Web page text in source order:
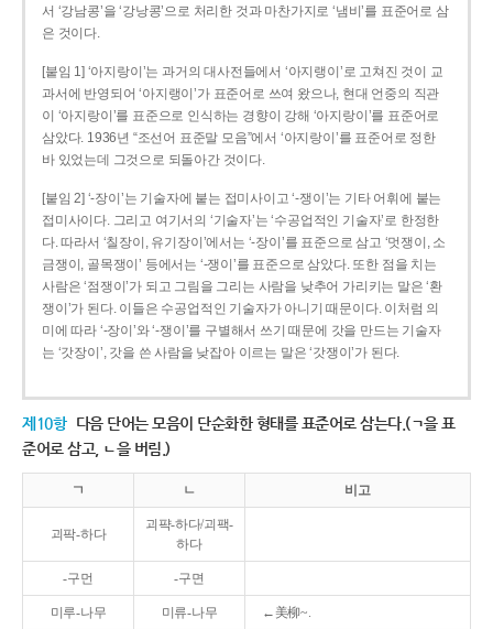
서 ‘강남콩’을 ‘강낭콩’으로 처리한 것과 마찬가지로 ‘냄비’를 표준어로 삼
은 것이다.
[붙임 1] ‘아지랑이’는 과거의 대사전들에서 ‘아지랭이’로 고쳐진 것이 교
과서에 반영되어 ‘아지랭이’가 표준어로 쓰여 왔으나, 현대 언중의 직관
이 ‘아지랑이’를 표준으로 인식하는 경향이 강해 ‘아지랑이’를 표준어로
삼았다. 1936년 “조선어 표준말 모음”에서 ‘아지랑이’를 표준어로 정한
바 있었는데 그것으로 되돌아간 것이다.
[붙임 2] ‘-장이’는 기술자에 붙는 접미사이고 ‘-쟁이’는 기타 어휘에 붙는
접미사이다. 그리고 여기서의 ‘기술자’는 ‘수공업적인 기술자’로 한정한
다. 따라서 ‘칠장이, 유기장이’에서는 ‘-장이’를 표준으로 삼고 ‘멋쟁이, 소
금쟁이, 골목쟁이’ 등에서는 ‘-쟁이’를 표준으로 삼았다. 또한 점을 치는
사람은 ‘점쟁이’가 되고 그림을 그리는 사람을 낮추어 가리키는 말은 ‘환
쟁이’가 된다. 이들은 수공업적인 기술자가 아니기 때문이다. 이처럼 의
미에 따라 ‘-장이’와 ‘-쟁이’를 구별해서 쓰기 때문에 갓을 만드는 기술자
는 ‘갓장이’, 갓을 쓴 사람을 낮잡아 이르는 말은 ‘갓쟁이’가 된다.
제10항 다음 단어는 모음이 단순화한 형태를 표준어로 삼는다.(ㄱ을 표
준어로 삼고, ㄴ을 버림.)
ㄱ ㄴ 비고
괴팍-하다
괴퍅-하다/괴팩-
하다
-구먼 -구면
미루-나무 미류-나무 ←美柳~.